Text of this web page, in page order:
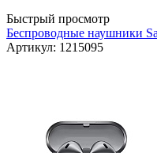
Быстрый просмотр
Беспроводные наушники
Артикул: 1215095